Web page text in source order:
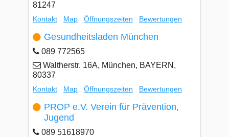
81247
Kontakt Map Öffnungszeiten Bewertungen
Gesundheitsladen München
089 772565
Waltherstr. 16A, München, BAYERN,
80337
Kontakt Map Öffnungszeiten Bewertungen
PROP e.V. Verein für Prävention,
Jugend
089 51618970